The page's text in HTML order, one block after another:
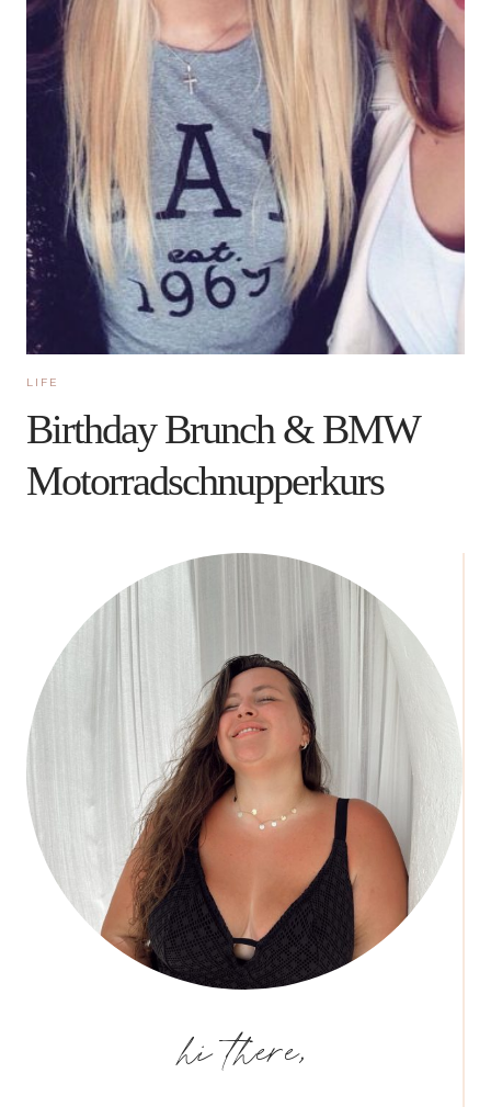
LIFE
Birthday Brunch & BMW
Motorradschnupperkurs
hi there,